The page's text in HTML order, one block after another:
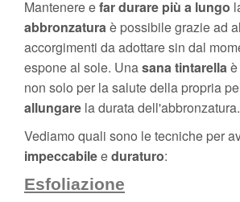
Mantenere efar durare più a lungo
abbronzaturaè possibile grazie ad
accorgimenti da adottare sin dal
espone al sole. Unasana tintarella
non solo per la salute della propria
allungare la durata dell'abbronzatura.
Vediamo quali sono le tecniche per
impeccabileeduraturo:
Esfoliazione